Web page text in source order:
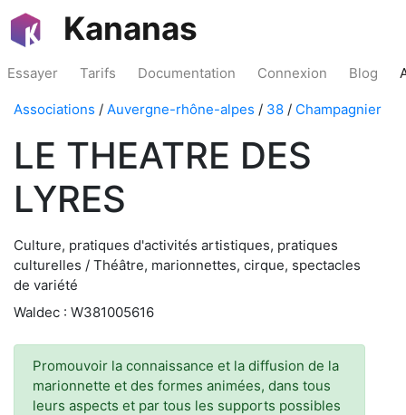
Kananas
Essayer Tarifs Documentation Connexion Blog
Associations / Auvergne-rhône-alpes / 38 / Champagnier
LE THEATRE DES
LYRES
Culture, pratiques d'activités artistiques, pratiques
culturelles / Théâtre, marionnettes, cirque, spectacles
de variété
Waldec : W381005616
Promouvoir la connaissance et la diffusion de la
marionnette et des formes animées, dans tous
leurs aspects et par tous les supports possibles